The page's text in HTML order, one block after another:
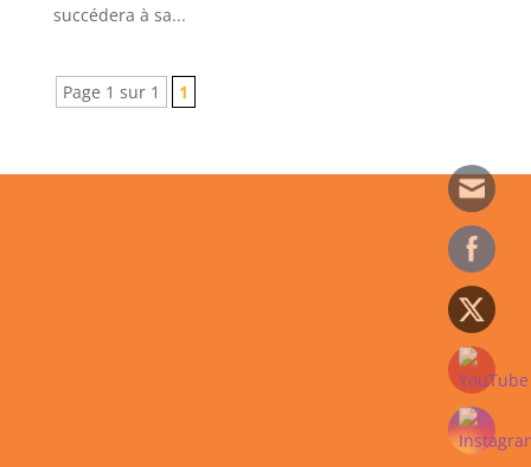
succédera à sa...
Page 1 sur 1 1